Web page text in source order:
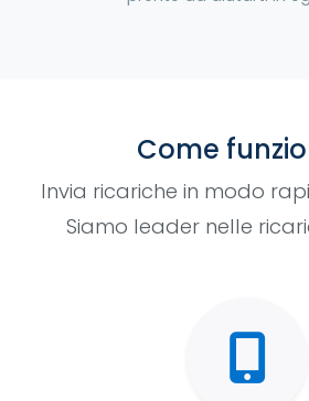
Come
Invia ricariche in modo
Siamo leader nelle